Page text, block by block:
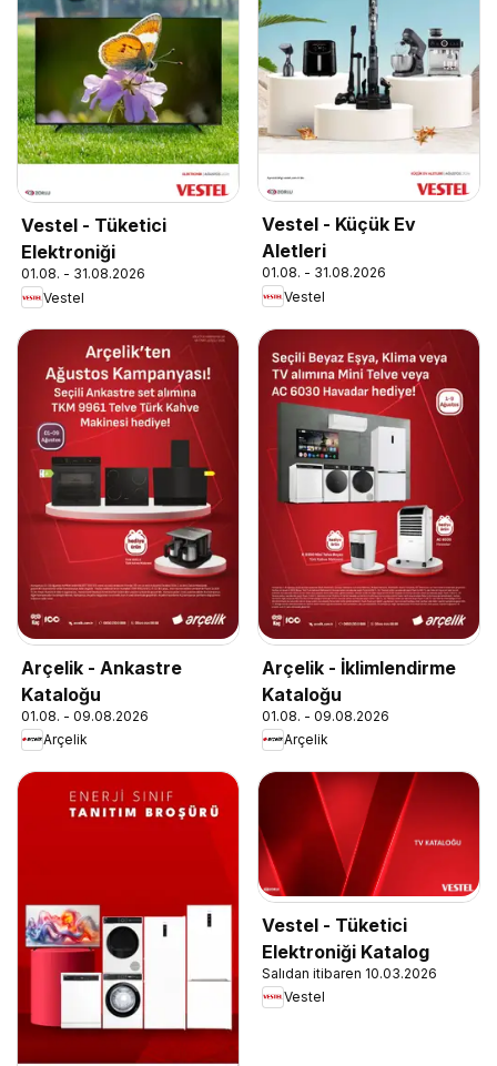
Vestel - Tüketici
Elektroniği
01.08. - 31.08.2026
Vestel
Vestel - Küçük Ev
Aletleri
01.08. - 31.08.2026
Vestel
Arçelik - Ankastre
Kataloğu
01.08. - 09.08.2026
Arçelik
Arçelik - İklimlendirme
Kataloğu
01.08. - 09.08.2026
Arçelik
Vestel - Tüketici
Elektroniği Katalog
Salıdan itibaren 10.03.2026
Vestel